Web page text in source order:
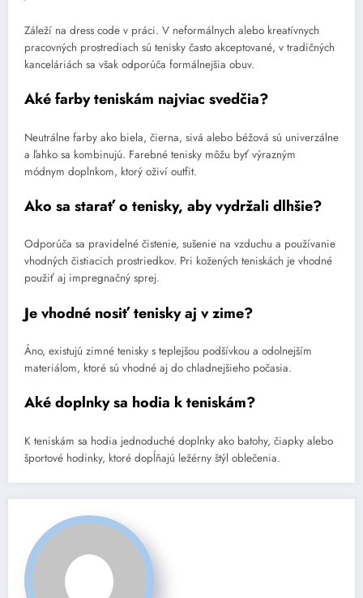
Záleží na dress code v práci. V neformálnych alebo kreatívnych
pracovných prostrediach sú tenisky často akceptované, v tradičných
kanceláriách sa však odporúča formálnejšia obuv.
Aké farby teniskám najviac svedčia?
Neutrálne farby ako biela, čierna, sivá alebo béžová sú univerzálne
a ľahko sa kombinujú. Farebné tenisky môžu byť výrazným
módnym doplnkom, ktorý oživí outfit.
Ako sa starať o tenisky, aby vydržali dlhšie?
Odporúča sa pravidelné čistenie, sušenie na vzduchu a používanie
vhodných čistiacich prostriedkov. Pri kožených teniskách je vhodné
použiť aj impregnačný sprej.
Je vhodné nosiť tenisky aj v zime?
Áno, existujú zimné tenisky s teplejšou podšívkou a odolnejším
materiálom, ktoré sú vhodné aj do chladnejšieho počasia.
Aké doplnky sa hodia k teniskám?
K teniskám sa hodia jednoduché doplnky ako batohy, čiapky alebo
športové hodinky, ktoré dopĺňajú ležérny štýl oblečenia.